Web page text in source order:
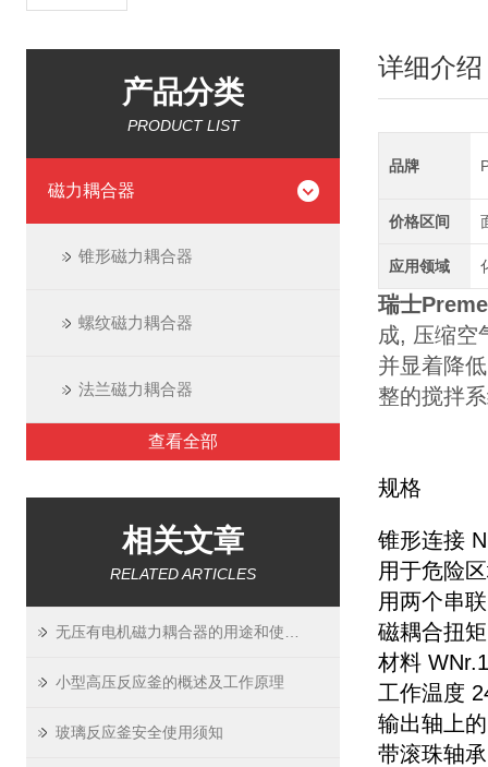
产品分类
PRODUCT LIST
磁力耦合器
锥形磁力耦合器
螺纹磁力耦合器
法兰磁力耦合器
查看全部
相关文章
RELATED ARTICLES
小型高压反应釜的概述及工作原理
玻璃反应釜安全使用须知
详细介绍
品牌
价格区间
应用领域
瑞士
成, 压缩空
并显着降
整的搅拌
规格
锥形连接
用于危险
用两个串
磁耦合扭
材料
工作温度
输出轴上
带滚珠轴